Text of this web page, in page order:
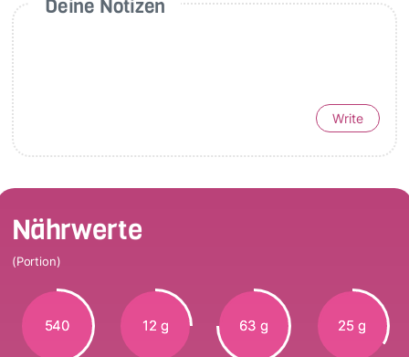
Deine Notizen
Write
Nährwerte
(Portion)
540 12 g 63 g 25 g